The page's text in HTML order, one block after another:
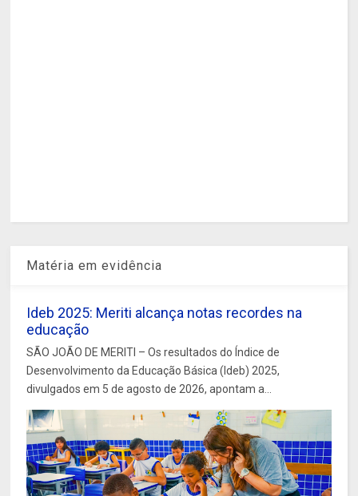
Matéria em evidência
Ideb 2025: Meriti alcança notas recordes na
educação
SÃO JOÃO DE MERITI – Os resultados do Índice de
Desenvolvimento da Educação Básica (Ideb) 2025,
divulgados em 5 de agosto de 2026, apontam a...